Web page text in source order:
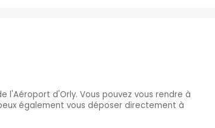
l'Aéroport d'Orly. Vous pouvez vous rendre à
également vous déposer directement à